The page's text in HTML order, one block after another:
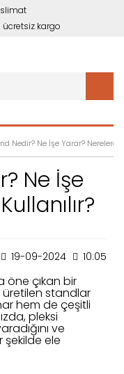
ücretsiz kargo
Nedir? Ne İşe Yarar? Nerelerde
Ne İşe
19-09-2024 10:05
öne çıkan bir
üretilen standlar
hem de çeşitli
pleksi
ve
şekilde ele